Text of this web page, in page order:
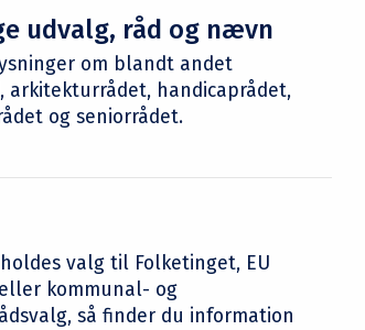
udvalg, råd og nævn
om blandt andet
arkitekturrådet, handicaprådet,
og seniorrådet.
valg til Folketinget, EU
kommunal- og
så finder du information